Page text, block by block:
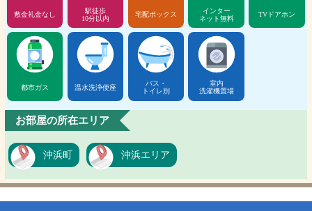
敷金礼金なし
駅徒歩
10分以内
宅配ボックス
インター
ネット無料
TVドアホン
都市ガス 温水洗浄便座
バス・
トイレ別
室内
洗濯機置場
お部屋の所在エリア
沖浜町 沖浜エリア